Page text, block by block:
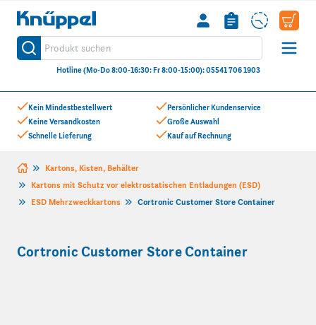
Kein Mindestbestellwert
Keine Versandkosten
Schnelle Lieferung
Persönlicher Kundenservice
Große Auswahl
Kauf auf Rechnung
Knüppel
Produkt suchen
Suche
Hotline (Mo-Do 8:00-16:30: Fr 8:00-15:00): 05541 706 1903
Zum Inhalt springen
Kartons, Kisten, Behälter
Kartons mit Schutz vor elektrostatischen Entladungen (ESD)
ESD Mehrzweckkartons
Cortronic Customer Store Container
Cortronic Customer Store Container